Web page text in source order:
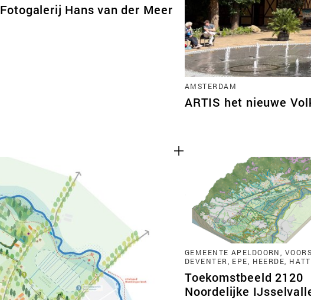
Fotogalerij Hans van der Meer
AMSTERDAM
ARTIS het nieuwe
GEMEENTE APELDOORN,
DEVENTER, EPE, HEERDE,
Toekomstbeeld 2120
Noordelijke